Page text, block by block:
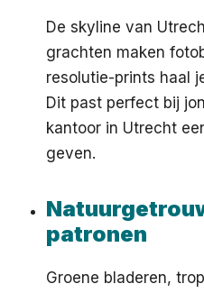
De skyline van
grachten maken
resolutie-prints haal
Dit past perfect bij
kantoor in Utrecht
geven.
patronen
Groene bladeren,